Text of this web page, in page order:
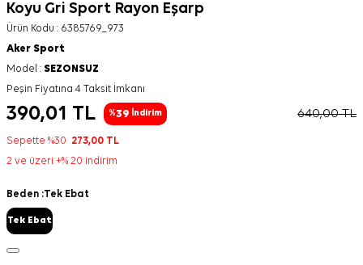
Koyu Gri Sport Rayon Eşarp
Ürün Kodu : 6385769_973
Aker Sport
Model : SEZONSUZ
Peşin Fiyatına 4 Taksit İmkanı
390,01 TL %39 İndirim 640,00TL
Sepette %30 273,00 TL
2 ve üzeri +% 20 indirim
Beden :Tek Ebat
Tek Ebat